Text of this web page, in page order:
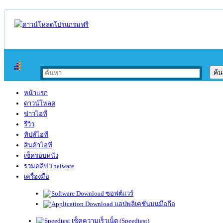
หน้าแรก
ดาวน์โหลด
ข่าวไอที
รีวิว
ทิปส์ไอที
สินค้าไอที
เช็ครอบหนัง
รวมคลิป Thaiware
เครื่องมือ
ซอฟต์แวร์
แอปพลิเคชันบนมือถือ
เช็คความเร็วเน็ต (Speedtest)